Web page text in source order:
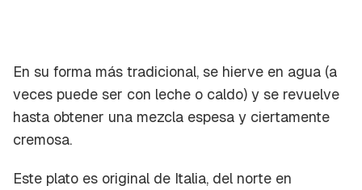
En su forma más tradicional, se hierve en agua (a
veces puede ser con leche o caldo) y se revuelve
hasta obtener una mezcla espesa y ciertamente
cremosa.
Este plato es original de Italia, del norte en